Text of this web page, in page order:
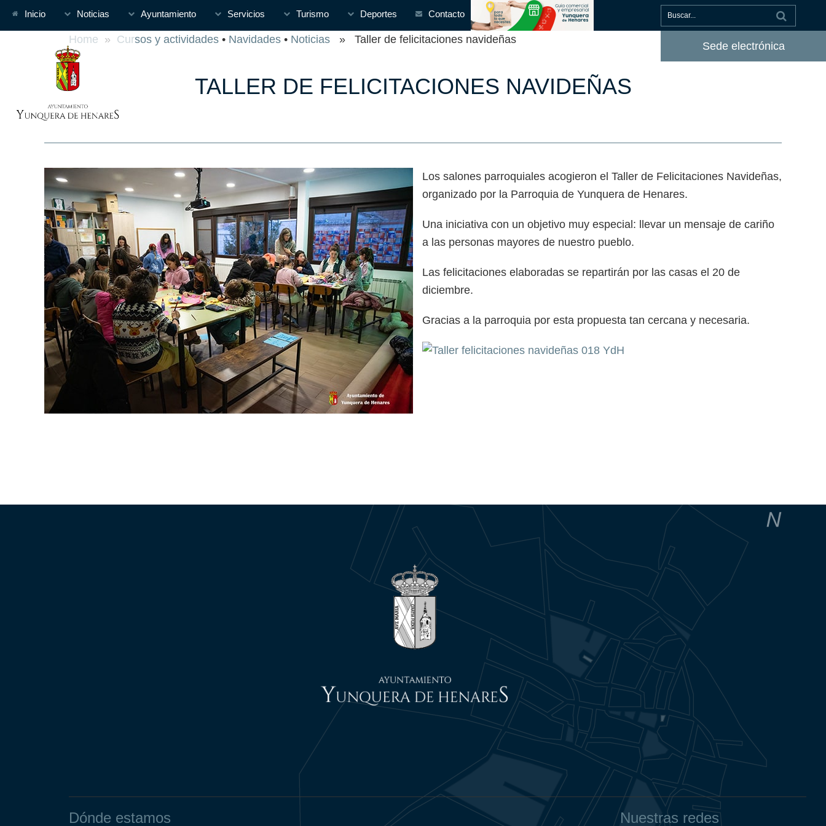
Inicio Noticias Ayuntamiento Servicios Turismo Deportes Contacto
Sede electrónica
Home » Cursos y actividades • Navidades • Noticias » Taller de felicitaciones navideñas
TALLER DE FELICITACIONES NAVIDEÑAS
Los salones parroquiales acogieron el Taller de Felicitaciones Navideñas,
organizado por la Parroquia de Yunquera de Henares.
Una iniciativa con un objetivo muy especial: llevar un mensaje de cariño
a las personas mayores de nuestro pueblo.
Las felicitaciones elaboradas se repartirán por las casas el 20 de
diciembre.
Gracias a la parroquia por esta propuesta tan cercana y necesaria.
Dónde estamos Nuestras redes